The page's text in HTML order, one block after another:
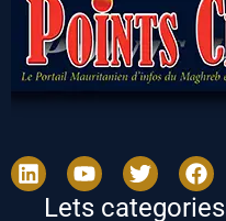
Lets categories